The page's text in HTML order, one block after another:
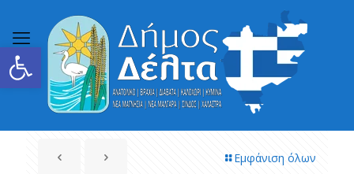
Ανοίξτε τη γραμμή εργαλείων
Εμφάνιση όλων